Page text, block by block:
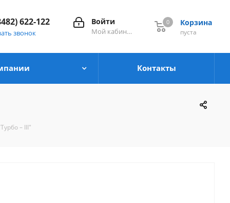
Корзина
0
пуста
0
Войти
Мой кабинет
622-122
звонок
Контакты
– III"